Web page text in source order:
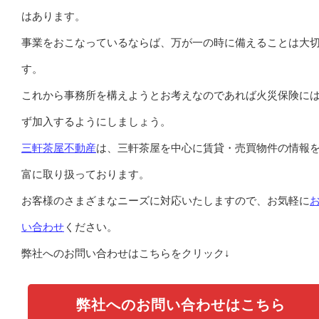
はあります。
事業をおこなっているならば、万が一の時に備えることは大
す。
これから事務所を構えようとお考えなのであれば火災保険に
ず加入するようにしましょう。
三軒茶屋不動産は、三軒茶屋を中心に賃貸・売買物件の情報
富に取り扱っております。
お客様のさまざまなニーズに対応いたしますので、お気軽に
い合わせ ください。
弊社へのお問い合わせはこちらをクリック↓
弊社へのお問い合わせはこちら